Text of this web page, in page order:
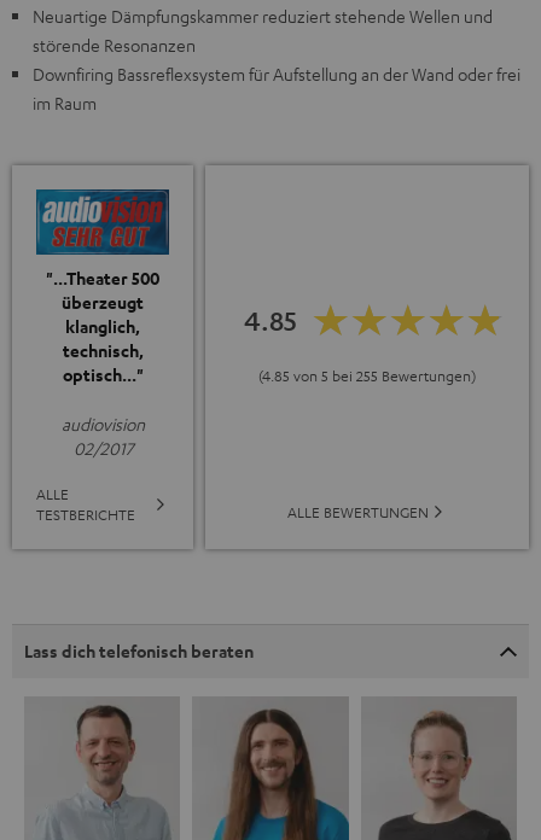
Neuartige Dämpfungskammer reduziert stehende Wellen und
störende Resonanzen
Downfiring Bassreflexsystem für Aufstellung an der Wand oder frei
im Raum
"...Theater 500
überzeugt
klanglich,
technisch,
optisch..."
audiovision
02/2017
ALLE
TESTBERICHTE
4.85
(4.85 von 5 bei 255 Bewertungen)
ALLE BEWERTUNGEN
Lass dich telefonisch beraten